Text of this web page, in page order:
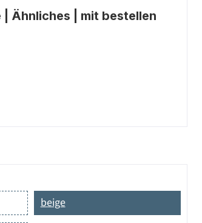
Ähnliches | mit bestellen
beige